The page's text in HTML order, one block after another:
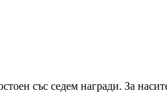
със седем награди. За